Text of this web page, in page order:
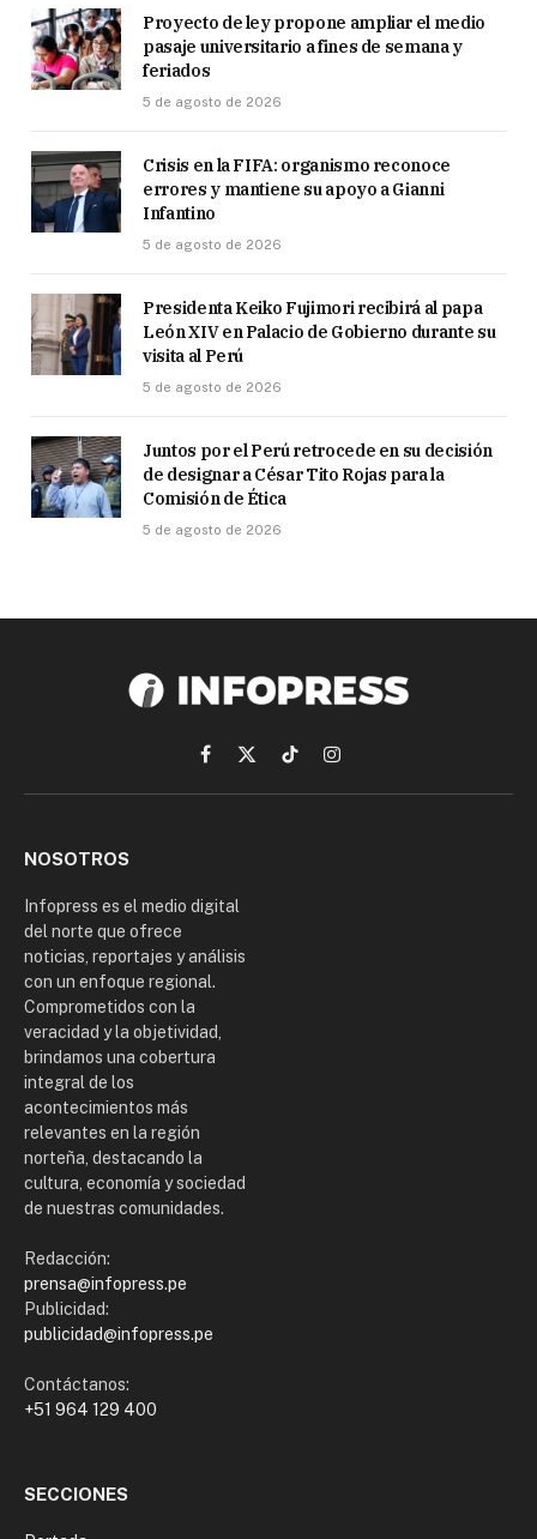
Proyecto de ley propone ampliar el medio
pasaje universitario a fines de semana y
feriados
5 de agosto de 2026
Crisis en la FIFA: organismo reconoce
errores y mantiene su apoyo a Gianni
Infantino
5 de agosto de 2026
Presidenta Keiko Fujimori recibirá al papa
León XIV en Palacio de Gobierno durante su
visita al Perú
5 de agosto de 2026
Juntos por el Perú retrocede en su decisión
de designar a César Tito Rojas para la
Comisión de Ética
5 de agosto de 2026
Facebook
X
(Twitter)
TikTokInstagram
NOSOTROS
Infopress es el medio digital
del norte que ofrece
noticias, reportajes y análisis
con un enfoque regional.
Comprometidos con la
veracidad y la objetividad,
brindamos una cobertura
integral de los
acontecimientos más
relevantes en la región
norteña, destacando la
cultura, economía y sociedad
de nuestras comunidades.
Redacción:
prensa@infopress.pe
Publicidad:
publicidad@infopress.pe
Contáctanos:
+51 964 129 400
SECCIONES